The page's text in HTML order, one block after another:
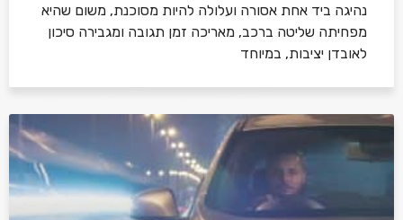
נהיגה ביד אחת אסורה ועלולה להיות מסוכנת, משום שהיא
מפחיתה שליטה ברכב, מאריכה זמן תגובה ומגבירה סיכון
לאובדן יציבות, במיוחד